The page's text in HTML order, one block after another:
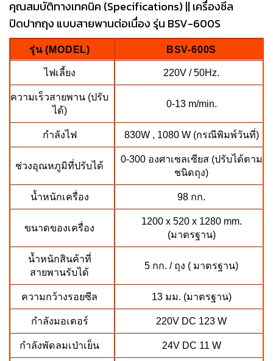
คุณสมบัติทางเทคนิค (Specifications) || เครื่องซีล
ปิดปากถุง แบบสายพานต่อเนื่อง รุ่น BSV-600S
รุ่น (MODEL) BSV-600S
ไฟเลี้ยง 220V / 50Hz.
ความเร็วสายพาน (ปรับ
ได้)
0-13 m/min.
กำลังไฟ 830W , 1080 W (กรณีพิมพ์วันที่)
ช่วงอุณหภูมิที่ปรับได้
0-300 องศาเซลเซียส (ปรับได้ตาม
ชนิดถุง)
น้ำหนักเครื่อง 98 กก.
ขนาดของเครื่อง
1200 x 520 x 1280 mm.
(มาตรฐาน)
น้ำหนักสินค้าที่
สายพานรับได้
5 กก. / ถุง ( มาตรฐาน)
ความกว้างรอยซีล 13 มม. (มาตรฐาน)
กำลังมอเตอร์ 220V DC 123 W
กำลังพัดลมเป่าเย็น 24V DC 11 W